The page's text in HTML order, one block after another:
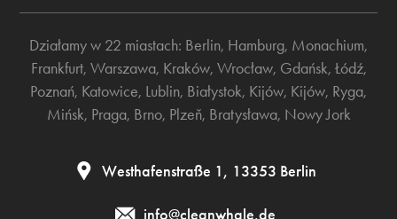
Działamy w 22 miastach: Berlin, Hamburg, Monachium,
Frankfurt, Warszawa, Kraków, Wrocław, Gdańsk, Łódź,
Poznań, Katowice, Lublin, Białystok, Kijów, Kijów, Ryga,
Mińsk, Praga, Brno, Plzeň, Bratysława, Nowy Jork
Westhafenstraße 1, 13353 Berlin
info@cleanwhale.de